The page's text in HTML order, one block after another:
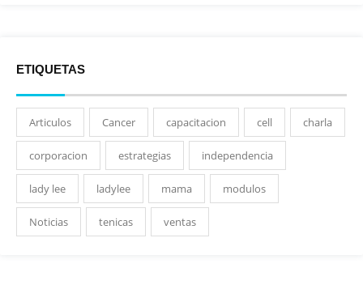
ETIQUETAS
Articulos Cancer capacitacion cell charla
corporacion estrategias independencia
lady lee ladylee mama modulos
Noticias tenicas ventas